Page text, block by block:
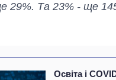
29%. Та 23% - ще
Освіта і